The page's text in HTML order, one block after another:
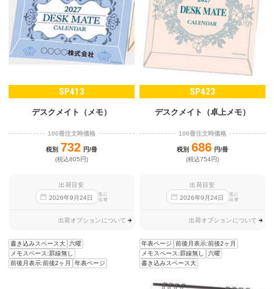
SP413
デスクメイト（メモ）
100冊注文時価格
税別 732 円/冊
(税込805円)
出荷目安
2026年9 月24日
迄に
出荷
出荷オプションについて
書き込みスペース大 六曜
メモスペース:罫線無し
前後月表示:前後2ヶ月
年表ページ
SP423
デスクメイト（卓上メモ）
100冊注文時価格
税別 686 円/冊
(税込754円)
出荷目安
2026年9 月24日
迄に
出荷
出荷オプションについて
年表ページ
前後月表示:前後2ヶ月
メモスペース:罫線無し
六曜
書き込みスペース大